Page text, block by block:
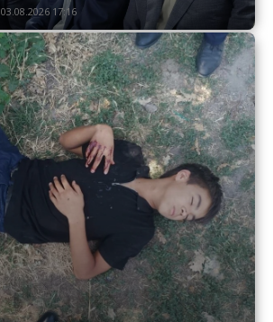
03.08.2026 17:16